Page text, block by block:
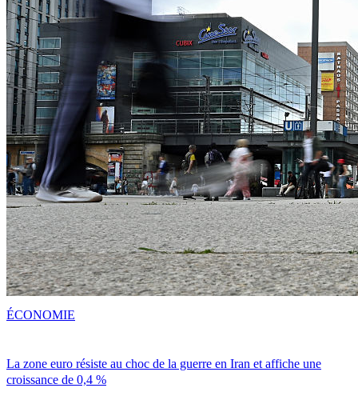
La zone euro résiste au choc de la guerre en Iran et affiche une
croissance de 0,4 %
ÉCONOMIE